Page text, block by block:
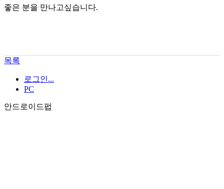
좋은 분을 만나고싶습니다.
목록
로그인...
PC
안드로이드펍